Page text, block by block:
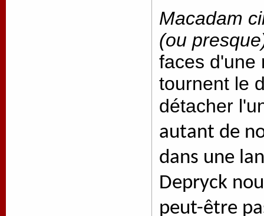
Macadam
(ou
faces d'une
tournent le
détacher
autant de
dans une
Depryck
peut-être